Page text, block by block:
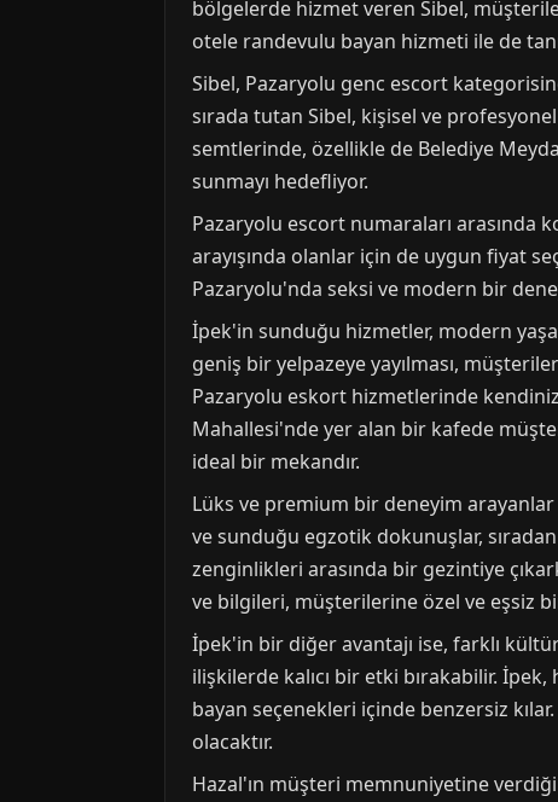
bölgelerde hizmet veren Sibel,
otele randevulu bayan hizmeti ile de
Sibel, Pazaryolu genc escort
sırada tutan Sibel, kişisel ve
semtlerinde, özellikle de Belediye
sunmayı hedefliyor.
Pazaryolu escort numaraları arasında
arayışında olanlar için de uygun fiyat
Pazaryolu'nda seksi ve modern bir
İpek'in sunduğu hizmetler, modern
geniş bir yelpazeye yayılması,
Pazaryolu eskort hizmetlerinde
Mahallesi'nde yer alan bir kafede
ideal bir mekandır.
Lüks ve premium bir deneyim
ve sunduğu egzotik dokunuşlar,
zenginlikleri arasında bir gezintiye
ve bilgileri, müşterilerine özel ve eşsiz
İpek'in bir diğer avantajı ise, farklı
ilişkilerde kalıcı bir etki bırakabilir.
bayan seçenekleri içinde benzersiz
olacaktır.
Hazal'ın müşteri memnuniyetine